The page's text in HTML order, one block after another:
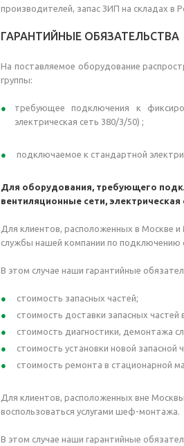
производителей, запас ЗИП на складах в
ГАРАНТИЙНЫЕ ОБЯЗАТЕЛЬСТВА
На поставляемое оборудование
группы:
требующее подключения к
электрическая сеть 380/3/50) ;
подключаемое к стандартной
Для оборудования, требующего
вентиляционные сети, электрическая
Для клиентов, расположенных в Москве
службы нашей компании по подключению
В этом случае наши гарантийные
стоимость запасных частей;
стоимость доставки запасных
стоимость диагностики, демонтажа
стоимость установки новой запасной
стоимость ремонта в стационарной
Для клиентов, расположенных вне
воспользоваться услугами шеф-монтажа.
В этом случае наши гарантийные